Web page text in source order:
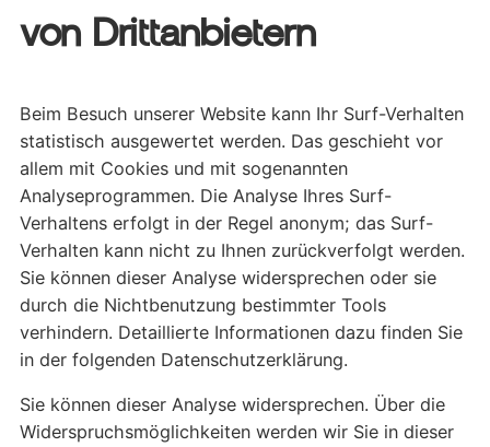
von Drittanbietern
Beim Besuch unserer Website kann Ihr Surf-Verhalten
statistisch ausgewertet werden. Das geschieht vor
allem mit Cookies und mit sogenannten
Analyseprogrammen. Die Analyse Ihres Surf-
Verhaltens erfolgt in der Regel anonym; das Surf-
Verhalten kann nicht zu Ihnen zurückverfolgt werden.
Sie können dieser Analyse widersprechen oder sie
durch die Nichtbenutzung bestimmter Tools
verhindern. Detaillierte Informationen dazu finden Sie
in der folgenden Datenschutzerklärung.
Sie können dieser Analyse widersprechen. Über die
Widerspruchsmöglichkeiten werden wir Sie in dieser